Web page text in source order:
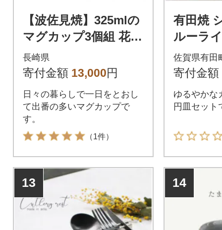
【波佐見焼】325mlの
マグカップ3個組 花ふ
長崎県
寄付金額 13,000円
日々の暮らしで一日をとおし
て出番の多いマグカップで
す。
（1件）
有田焼
ルーラ
プレー
佐賀県有田
寄付金額
ゆるやかな
円皿セット
13 14